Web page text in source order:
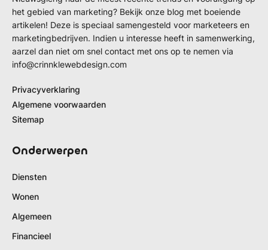
het gebied van marketing? Bekijk onze blog met boeiende
artikelen! Deze is speciaal samengesteld voor marketeers en
marketingbedrijven. Indien u interesse heeft in samenwerking,
aarzel dan niet om snel contact met ons op te nemen via
info@crinnklewebdesign.com
Privacyverklaring
Algemene voorwaarden
Sitemap
Onderwerpen
Diensten
Wonen
Algemeen
Financieel